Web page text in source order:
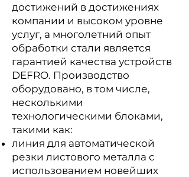
достижений в достижениях
компании и высоком уровне
услуг, а многолетний опыт
обработки стали является
гарантией качества устройств
DEFRO. Производство
оборудовано, в том числе,
несколькими
технологическими блоками,
такими как:
линия для автоматической
резки листового металла с
использованием новейших